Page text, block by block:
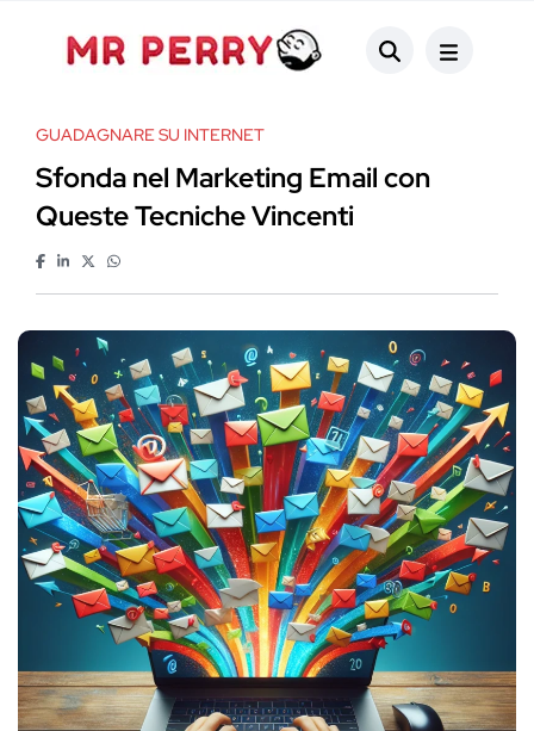
GUADAGNARE SU INTERNET
Sfonda nel Marketing Email con
Queste Tecniche Vincenti